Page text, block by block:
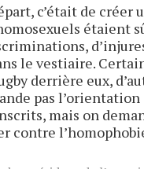
c’était de créer
étaient
le vestiaire.
derrière eux,
pas
mais on
contre